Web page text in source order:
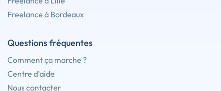
Freelance à Bordeaux
Questions fréquentes
Comment ça marche ?
Centre d'aide
Nous contacter